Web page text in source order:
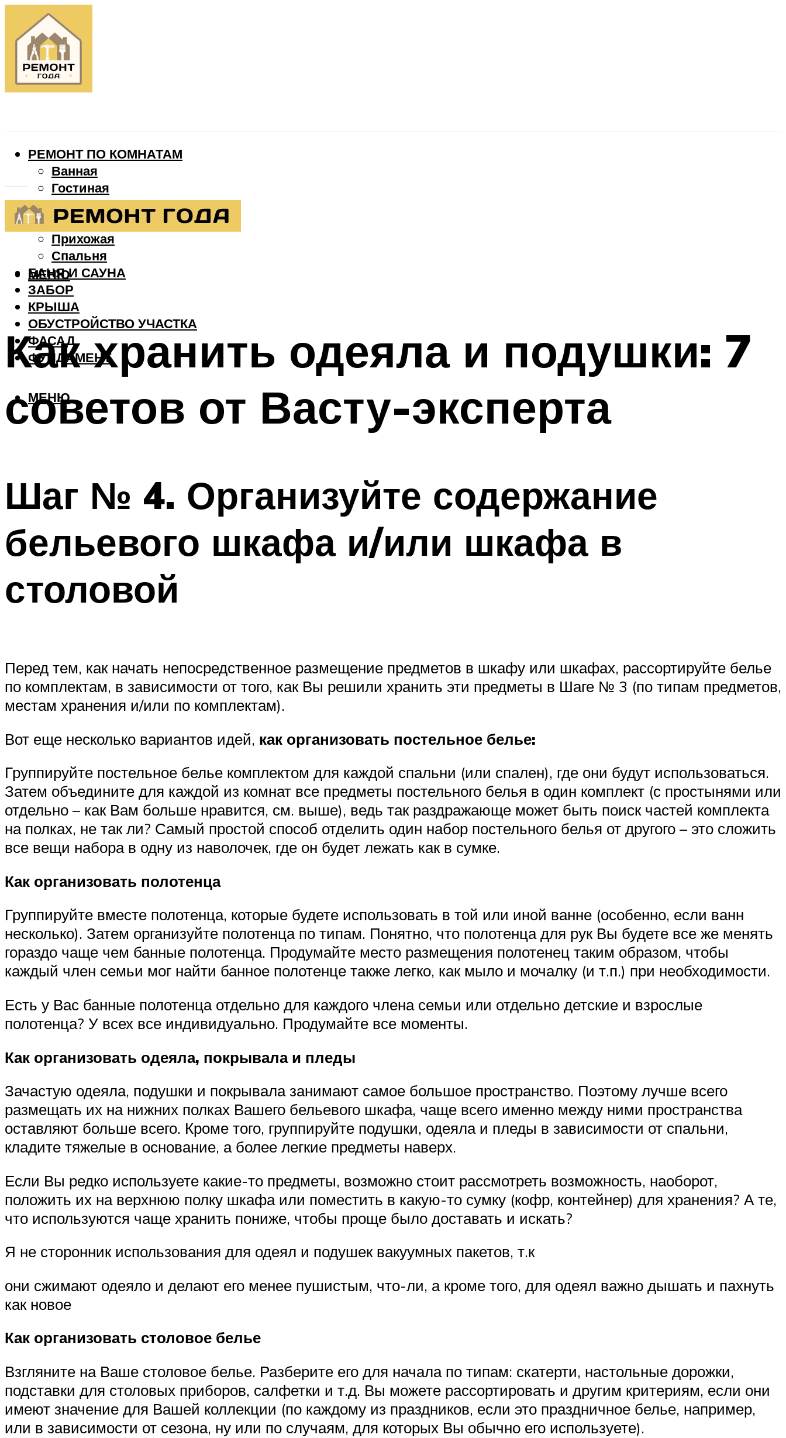
РЕМОНТ ПО КОМНАТАМ
Ванная
Гостиная
Детская
Кухня
Прихожая
Спальня
БАНЯ И САУНА
ЗАБОР
КРЫША
ОБУСТРОЙСТВО УЧАСТКА
ФАСАД
ФУНДАМЕНТ
МЕНЮ
МЕНЮ
Как хранить одеяла и подушки: 7
советов от Васту-эксперта
Шаг № 4. Организуйте содержание
бельевого шкафа и/или шкафа в
столовой
Перед тем, как начать непосредственное размещение предметов в шкафу или шкафах, рассортируйте белье
по комплектам, в зависимости от того, как Вы решили хранить эти предметы в Шаге № 3 (по типам предметов,
местам хранения и/или по комплектам).
Вот еще несколько вариантов идей, как организовать постельное белье:
Группируйте постельное белье комплектом для каждой спальни (или спален), где они будут использоваться.
Затем объедините для каждой из комнат все предметы постельного белья в один комплект (с простынями или
отдельно – как Вам больше нравится, см. выше), ведь так раздражающе может быть поиск частей комплекта
на полках, не так ли? Самый простой способ отделить один набор постельного белья от другого – это сложить
все вещи набора в одну из наволочек, где он будет лежать как в сумке.
Как организовать полотенца
Группируйте вместе полотенца, которые будете использовать в той или иной ванне (особенно, если ванн
несколько). Затем организуйте полотенца по типам. Понятно, что полотенца для рук Вы будете все же менять
гораздо чаще чем банные полотенца. Продумайте место размещения полотенец таким образом, чтобы
каждый член семьи мог найти банное полотенце также легко, как мыло и мочалку (и т.п.) при необходимости.
Есть у Вас банные полотенца отдельно для каждого члена семьи или отдельно детские и взрослые
полотенца? У всех все индивидуально. Продумайте все моменты.
Как организовать одеяла, покрывала и пледы
Зачастую одеяла, подушки и покрывала занимают самое большое пространство. Поэтому лучше всего
размещать их на нижних полках Вашего бельевого шкафа, чаще всего именно между ними пространства
оставляют больше всего. Кроме того, группируйте подушки, одеяла и пледы в зависимости от спальни,
кладите тяжелые в основание, а более легкие предметы наверх.
Если Вы редко используете какие-то предметы, возможно стоит рассмотреть возможность, наоборот,
положить их на верхнюю полку шкафа или поместить в какую-то сумку (кофр, контейнер) для хранения? А те,
что используются чаще хранить пониже, чтобы проще было доставать и искать?
Я не сторонник использования для одеял и подушек вакуумных пакетов, т.к
они сжимают одеяло и делают его менее пушистым, что-ли, а кроме того, для одеял важно дышать и пахнуть
как новое
Как организовать столовое белье
Взгляните на Ваше столовое белье. Разберите его для начала по типам: скатерти, настольные дорожки,
подставки для столовых приборов, салфетки и т.д. Вы можете рассортировать и другим критериям, если они
имеют значение для Вашей коллекции (по каждому из праздников, если это праздничное белье, например,
или в зависимости от сезона, ну или по случаям, для которых Вы обычно его используете).